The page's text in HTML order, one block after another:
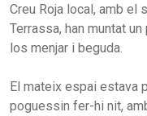
Creu Roja local, amb el
Terrassa, han muntat
los menjar i beguda.
El mateix espai estava
poguessin fer-hi nit,